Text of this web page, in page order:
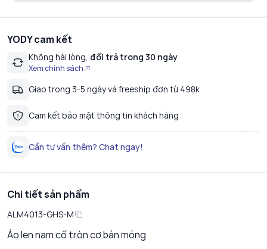
YODY cam kết
Không hài lòng, đổi trả trong 30 ngày
Xem chính sách
Giao trong 3-5 ngày và freeship đơn từ 498k
Cam kết bảo mật thông tin khách hàng
Cần tư vấn thêm? Chat ngay!
Chi tiết sản phẩm
ALM4013-GHS-M
Áo len nam cổ tròn cơ bản mỏng